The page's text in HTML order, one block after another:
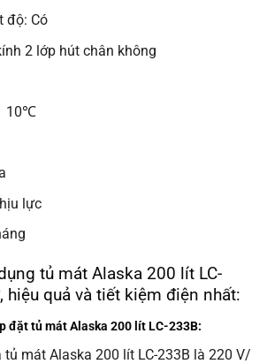
độ: Có
2 lớp hút chân không
10℃
lực
tủ mát Alaska 200 lít LC-
hiệu quả và tiết kiệm điện nhất:
đặt tủ mát Alaska 200 lít LC-233B:
tủ mát Alaska 200 lít LC-233B là 220 V/